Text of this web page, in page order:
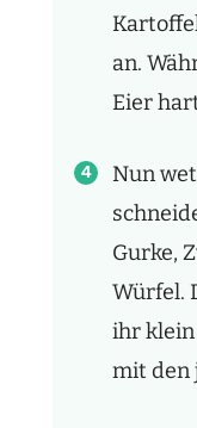
an.
Eier
Nun
Gurke,
Würfel.
ihr klein
mit den